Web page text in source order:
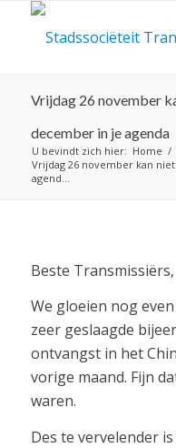
Vrijdag 26 november
december in je agenda
U bevindt zich hier: Home /
Vrijdag 26 november kan
agend...
Beste Transmissiërs,
We gloeien nog
zeer geslaagde
ontvangst in het
vorige maand. Fijn
waren.
Des te vervelender